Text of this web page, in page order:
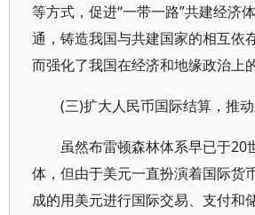
等方式，促进“一带一路”共建经济
通，铸造我国与共建国家的相互依
而强化了我国在经济和地缘政治上
(三)扩大人民币国际结算，推
虽然布雷顿森林体系早已于20
体，但由于美元一直扮演着国际货
成的用美元进行国际交易、支付和